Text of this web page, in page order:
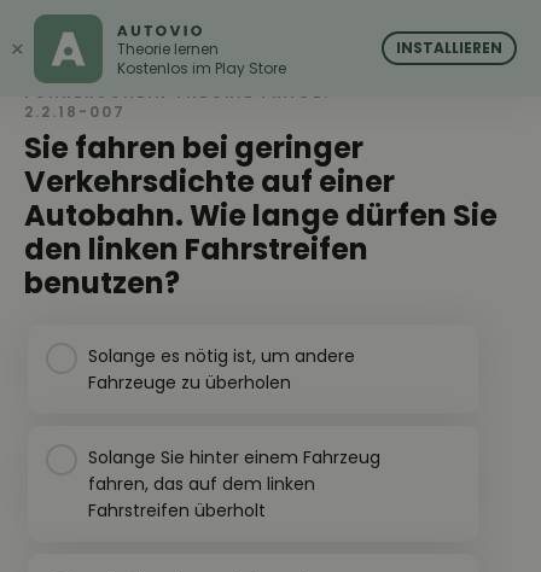
AUTOVIO
Sie fahren bei geringer
Verkehrsdichte auf einer
Autobahn. Wie lange dürfen Sie
den linken Fahrstreifen
benutzen?
FÜHRERSCHEIN THEORIE FRAGE:
2.2.18-007
Solange es nötig ist, um andere
Fahrzeuge zu überholen
Solange Sie hinter einem Fahrzeug
fahren, das auf dem linken
Fahrstreifen überholt
× AUTOVIO
Theorie lernen
Kostenlos im Play Store
INSTALLIEREN